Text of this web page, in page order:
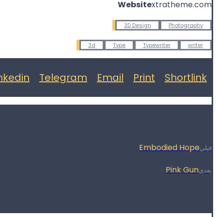
Websitextratheme.com
3D Design Photography
3d Type Typewriter writer
Telegram Email Print Shortlink
قبلیEmbodied Hope
بعدیPink Gun